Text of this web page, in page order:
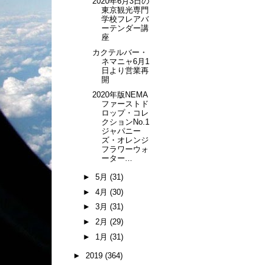
東京観光専門
学校フレアバ
ーテンダー講
座
カクテルバー・
ネマニャ6月1
日より営業再
開
2020年版NEMA
ファーストド
ロップ・コレ
クションNo.1
ジャパニー
ズ・オレンジ
フラワーウォ
ーター...
► 5月 (31)
► 4月 (30)
► 3月 (31)
► 2月 (29)
► 1月 (31)
► 2019 (364)